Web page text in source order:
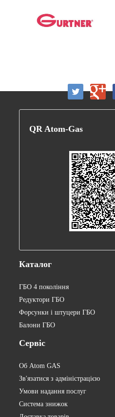
QR Atom-Gas
Каталог
ГБО 4 покоління
Редуктори ГБО
Форсунки і штуцери ГБО
Балони ГБО
Сервіс
Об Atom GAS
Зв'язатися з адміністрацією
Умови надання послуг
Система знижок